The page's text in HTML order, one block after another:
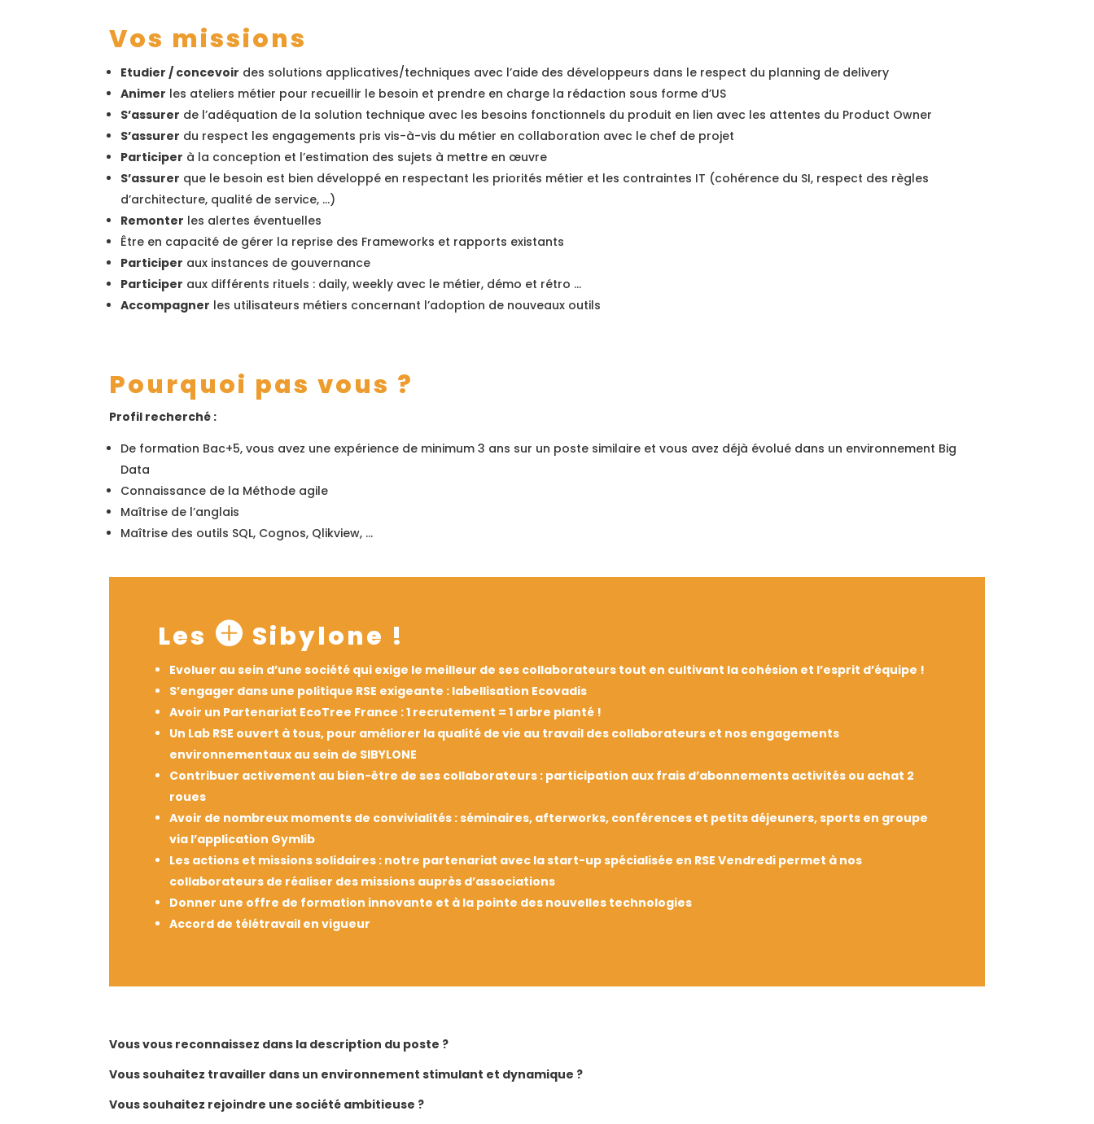
Vos missions
Etudier / concevoir des solutions applicatives/techniques avec l’aide des développeurs dans le respect du planning de delivery
Animer les ateliers métier pour recueillir le besoin et prendre en charge la rédaction sous forme d’US
S’assurer de l’adéquation de la solution technique avec les besoins fonctionnels du produit en lien avec les attentes du Product Owner
S’assurer du respect les engagements pris vis-à-vis du métier en collaboration avec le chef de projet
Participer à la conception et l’estimation des sujets à mettre en œuvre
S’assurer que le besoin est bien développé en respectant les priorités métier et les contraintes IT (cohérence du SI, respect des règles
d’architecture, qualité de service, …)
Remonter les alertes éventuelles
Être en capacité de gérer la reprise des Frameworks et rapports existants
Participer aux instances de gouvernance
Participer aux différents rituels : daily, weekly avec le métier, démo et rétro …
Accompagner les utilisateurs métiers concernant l’adoption de nouveaux outils
Pourquoi pas vous ?
Profil recherché :
De formation Bac+5, vous avez une expérience de minimum 3 ans sur un poste similaire et vous avez déjà évolué dans un environnement Big
Data
Connaissance de la Méthode agile
Maîtrise de l’anglais
Maîtrise des outils SQL, Cognos, Qlikview, …
Les  Sibylone !
Evoluer au sein d’une société qui exige le meilleur de ses collaborateurs tout en cultivant la cohésion et l’esprit d’équipe !
S’engager dans une politique RSE exigeante : labellisation Ecovadis
Avoir un Partenariat EcoTree France : 1 recrutement = 1 arbre planté !
Un Lab RSE ouvert à tous, pour améliorer la qualité de vie au travail des collaborateurs et nos engagements
environnementaux au sein de SIBYLONE
Contribuer activement au bien-être de ses collaborateurs : participation aux frais d’abonnements activités ou achat 2
roues
Avoir de nombreux moments de convivialités : séminaires, afterworks, conférences et petits déjeuners, sports en groupe
via l’application Gymlib
Les actions et missions solidaires : notre partenariat avec la start-up spécialisée en RSE Vendredi permet à nos
collaborateurs de réaliser des missions auprès d’associations
Donner une offre de formation innovante et à la pointe des nouvelles technologies
Accord de télétravail en vigueur
Vous vous reconnaissez dans la description du poste ?
Vous souhaitez travailler dans un environnement stimulant et dynamique ?
Vous souhaitez rejoindre une société ambitieuse ?